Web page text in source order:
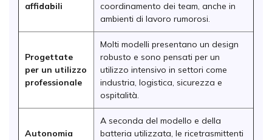
affidabili
coordinamento dei team, anche in
ambienti di lavoro rumorosi.
Progettate
per un utilizzo
professionale
Molti modelli presentano un design
robusto e sono pensati per un
utilizzo intensivo in settori come
industria, logistica, sicurezza e
ospitalità.
Autonomia
A seconda del modello e della
batteria utilizzata, le ricetrasmittenti